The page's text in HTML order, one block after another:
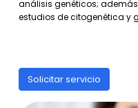
análisis genéticos;
estudios de citogenética y
Solicitar servicio